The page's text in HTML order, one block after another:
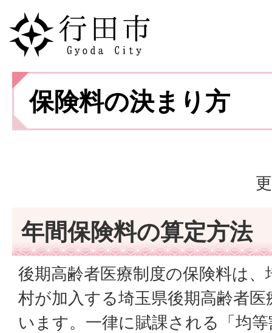
保険料の決まり方
年間保険料の算定方法
後期高齢者医療制度の保険料は
村が加入する埼玉県後期高齢者
います。一律に賦課される「均